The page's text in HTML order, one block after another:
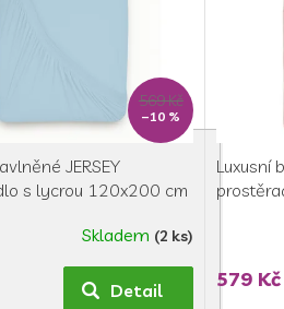
569 Kč
–10 %
JERSEY
s lycrou 120x200 cm
Skladem (2 ks)
Detail
Luxusní
produktu
579 Kč